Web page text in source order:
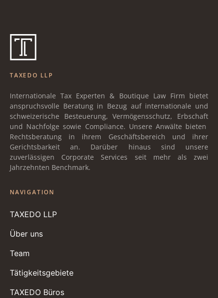
TAXEDO LLP
Internationale Tax Experten & Boutique Law Firm bietet
anspruchsvolle Beratung in Bezug auf internationale und
schweizerische Besteuerung, Vermögensschutz, Erbschaft
und Nachfolge sowie Compliance. Unsere Anwälte bieten
Rechtsberatung in ihrem Geschäftsbereich und ihrer
Gerichtsbarkeit an. Darüber hinaus sind unsere
zuverlässigen Corporate Services seit mehr als zwei
Jahrzehnten Benchmark.
NAVIGATION
TAXEDO LLP
Über uns
Team
Tätigkeitsgebiete
TAXEDO Büros